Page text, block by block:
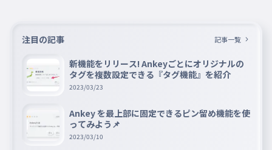
049 omgなさけないもはや
バイバイバイバイバイしたい
050
バイバイバイバイバイしたい
バイバイバイバイバイしたい
脳内も予測不能故に
注目の記事 記事一覧
新機能をリリース! Ankeyごとにオリジナルの
タグを複数設定できる『タグ機能』を紹介
2023/03/23
Ankey を最上部に固定できるピン留め機能を使
ってみよう📌
2023/03/10